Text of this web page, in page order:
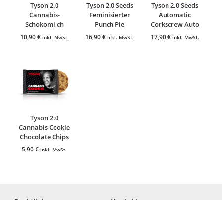
Tyson 2.0
Cannabis-
Schokomilch
10,90€ inkl. MwSt.
Tyson 2.0 Seeds
Feminisierter
Punch Pie
16,90€ inkl. MwSt.
Tyson 2.0 Seeds
Automatic
Corkscrew Auto
17,90€ inkl. MwSt.
Tyson 2.0
Cannabis Cookie
Chocolate Chips
5,90€ inkl. MwSt.